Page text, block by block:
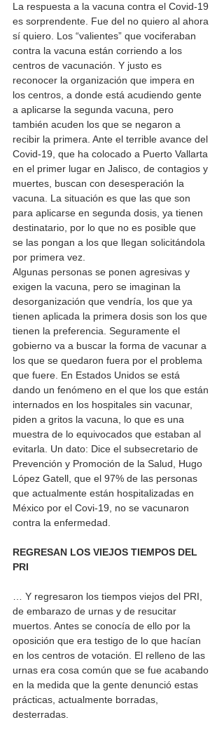
La respuesta a la vacuna contra el Covid-19
es sorprendente. Fue del no quiero al ahora
sí quiero. Los “valientes” que vociferaban
contra la vacuna están corriendo a los
centros de vacunación. Y justo es
reconocer la organización que impera en
los centros, a donde está acudiendo gente
a aplicarse la segunda vacuna, pero
también acuden los que se negaron a
recibir la primera. Ante el terrible avance del
Covid-19, que ha colocado a Puerto Vallarta
en el primer lugar en Jalisco, de contagios y
muertes, buscan con desesperación la
vacuna. La situación es que las que son
para aplicarse en segunda dosis, ya tienen
destinatario, por lo que no es posible que
se las pongan a los que llegan solicitándola
por primera vez.
Algunas personas se ponen agresivas y
exigen la vacuna, pero se imaginan la
desorganización que vendría, los que ya
tienen aplicada la primera dosis son los que
tienen la preferencia. Seguramente el
gobierno va a buscar la forma de vacunar a
los que se quedaron fuera por el problema
que fuere. En Estados Unidos se está
dando un fenómeno en el que los que están
internados en los hospitales sin vacunar,
piden a gritos la vacuna, lo que es una
muestra de lo equivocados que estaban al
evitarla. Un dato: Dice el subsecretario de
Prevención y Promoción de la Salud, Hugo
López Gatell, que el 97% de las personas
que actualmente están hospitalizadas en
México por el Covi-19, no se vacunaron
contra la enfermedad.
REGRESAN LOS VIEJOS TIEMPOS DEL
PRI
… Y regresaron los tiempos viejos del PRI,
de embarazo de urnas y de resucitar
muertos. Antes se conocía de ello por la
oposición que era testigo de lo que hacían
en los centros de votación. El relleno de las
urnas era cosa común que se fue acabando
en la medida que la gente denunció estas
prácticas, actualmente borradas,
desterradas.